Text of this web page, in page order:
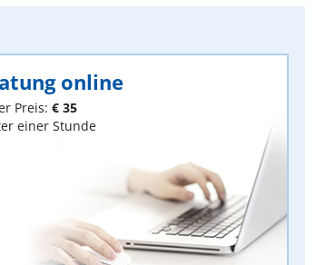
online
Preis: € 35
einer Stunde